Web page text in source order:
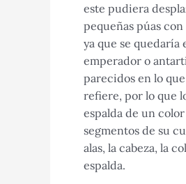
este pudiera
pequeñas púas
ya que se quedaría
emperador o
parecidos en lo
refiere, por lo que
espalda de un
segmentos de su
alas, la cabeza, la
espalda.